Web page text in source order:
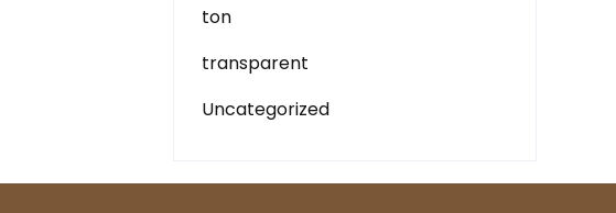
ton
transparent
Uncategorized